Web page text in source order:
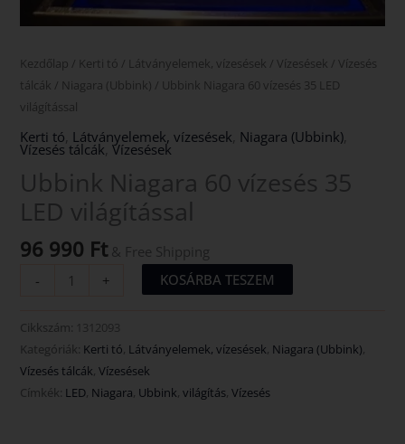
Kezdőlap / Kerti tó / Látványelemek, vízesések / Vízesések / Vízesés
tálcák / Niagara (Ubbink) / Ubbink Niagara 60 vízesés 35 LED
világítással
Kerti tó Látványelemek, vízesések Niagara (Ubbink)
Vízesés tálcák ,Vízesések
Ubbink Niagara 60 vízesés 35
LED világítással
96 990 Ft & Free Shipping
-
+ KOSÁRBA TESZEM
Cikkszám:
1312093
Kategóriák: Kerti tó, Látványelemek, vízesések, Niagara (Ubbink),
Vízesés tálcák,Vízesések
Címkék: LED, Niagara, Ubbink,világítás,Vízesés